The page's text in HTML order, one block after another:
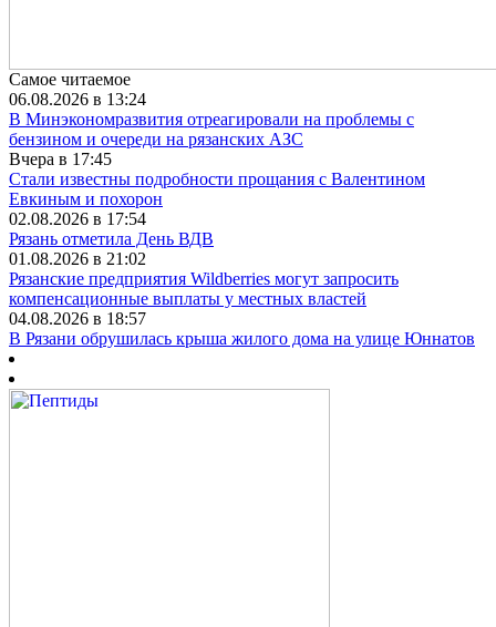
Самое читаемое
06.08.2026 в 13:24
В Минэкономразвития отреагировали на проблемы с
бензином и очереди на рязанских АЗС
Вчера в 17:45
Стали известны подробности прощания с Валентином
Евкиным и похорон
02.08.2026 в 17:54
Рязань отметила День ВДВ
01.08.2026 в 21:02
Рязанские предприятия Wildberries могут запросить
компенсационные выплаты у местных властей
04.08.2026 в 18:57
В Рязани обрушилась крыша жилого дома на улице Юннатов